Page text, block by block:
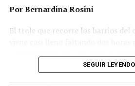
Ganar la vida: La
Su hijo Ciro tenía 120 veces más
Por Bernardina Rosini
El trole que recorre los barrios del
Agostina Vega, 14 años. Era fácil
SEGUIR LEYENDO